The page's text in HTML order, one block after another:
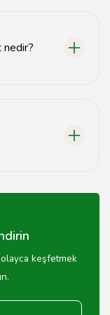
nedir?
keşfetmek